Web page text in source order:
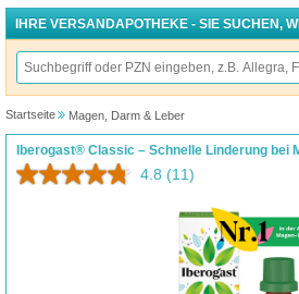
IHRE VERSANDAPOTHEKE - SIE SUCHEN,
Startseite Magen, Darm & Leber
Iberogast® Classic – Schnelle Linderung bei
4.8 (11)